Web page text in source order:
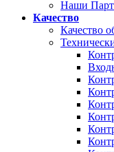
Наши
Качество
Качество